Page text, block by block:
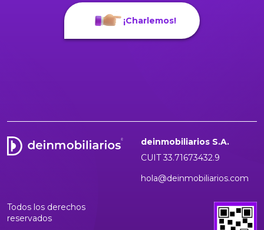
¡Charlemos!
deinmobiliarios S.A.
CUIT 33.71673432.9
hola@deinmobiliarios.com
Todos los derechos
reservados